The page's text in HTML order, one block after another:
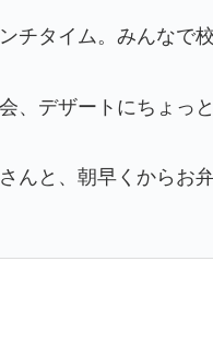
チタイム。みんなで
、デザートにちょっ
んと、朝早くからお